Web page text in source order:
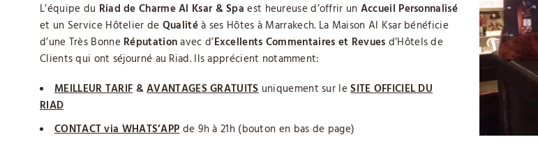
L’équipe du Riad de Charme Al Ksar & Spa est heureuse d’offrir un Accueil Personnalisé
et un Service Hôtelier de Qualitéà ses Hôtes à Marrakech. La Maison Al Ksar bénéficie
d’une Très Bonne Réputationavec d’Excellents Commentaires et Revues d’Hôtels de
Clients qui ont séjourné au Riad. Ils apprécient notamment:
MEILLEUR TARIF&AVANTAGES GRATUITS uniquement sur le SITE OFFICIEL DU
RIAD
CONTACT via WHATS’APPde 9h à 21h (bouton en bas de page)